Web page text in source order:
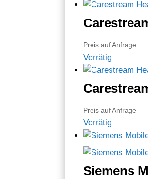
Preis auf Anfrage
Vorrätig
Preis auf Anfrage
Vorrätig
Siemens